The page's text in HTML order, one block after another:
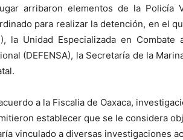
arribaron elementos de la Policía
para realizar la detención, en el
la Unidad Especializada en
(DEFENSA), la Secretaría de la
a la Fiscalia de Oaxaca,
establecer que se le considera
vinculado a diversas investigaciones